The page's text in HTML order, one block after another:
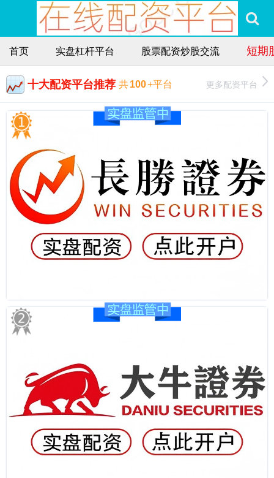
首页 实盘杠杆平台 股票配资炒股交流 短期
十大配资平台推荐 共100+平台 更多配资平台